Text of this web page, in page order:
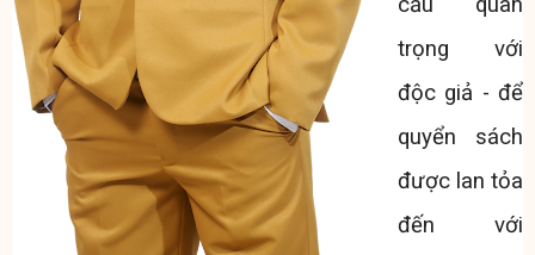
trọng với
độc giả - để
quyển sách
được lan tỏa
đến với